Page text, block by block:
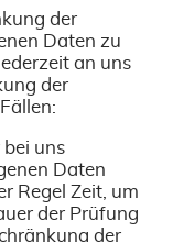
der
Daten zu
an uns
der
uns
Daten
Regel Zeit, um
der Prüfung
der